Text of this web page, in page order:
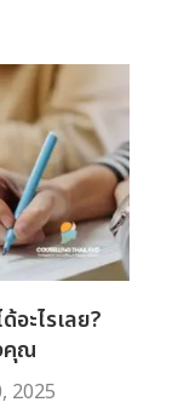
ะไรเลย?
คุณ
2025